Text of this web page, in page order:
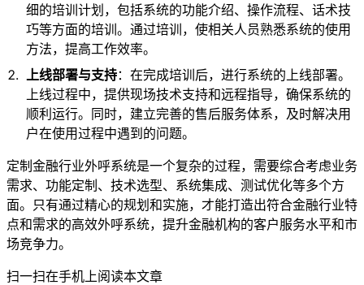
细的培训计划，包括系统的功能介绍、操作流程、话术技
巧等方面的培训。通过培训，使相关人员熟悉系统的使用
方法，提高工作效率。
上线部署与支持：在完成培训后，进行系统的上线部署。
上线过程中，提供现场技术支持和远程指导，确保系统的
顺利运行。同时，建立完善的售后服务体系，及时解决用
户在使用过程中遇到的问题。
定制金融行业外呼系统是一个复杂的过程，需要综合考虑业务
需求、功能定制、技术选型、系统集成、测试优化等多个方
面。只有通过精心的规划和实施，才能打造出符合金融行业特
点和需求的高效外呼系统，提升金融机构的客户服务水平和市
场竞争力。
扫一扫在手机上阅读本文章